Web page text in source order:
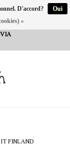
FINLAND
D'accord?
Oui
»